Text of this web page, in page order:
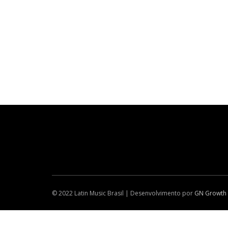
© 2022 Latin Music Brasil | Desenvolvimento por GN Growth